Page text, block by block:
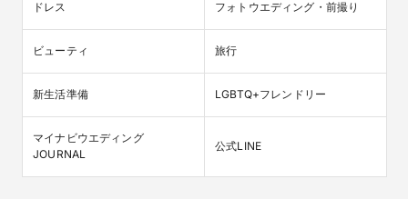
ドレス フォトウエディング・前撮り
ビューティ 旅行
新生活準備 LGBTQ+フレンドリー
マイナビウエディング
JOURNAL
公式LINE